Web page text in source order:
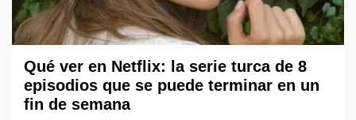
Qué ver en Netflix: la serie turca de 8
episodios que se puede terminar en un
fin de semana